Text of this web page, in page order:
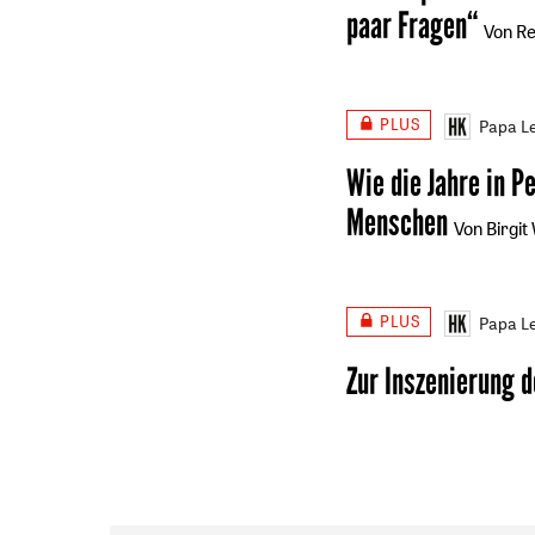
paar Fragen“ Von
PLUS Papa
Wie die Jahre in
Menschen Von Birgit
PLUS Papa
Zur Inszenierung